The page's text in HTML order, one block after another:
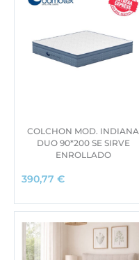
COLCHON MOD. INDIANA
DUO 90*200 SE SIRVE
ENROLLADO
390,77 €